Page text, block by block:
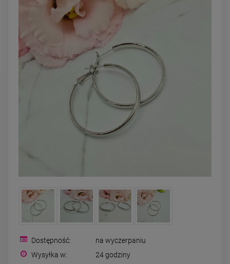
DO KOSZYKA
Bransoletka srebrna STAL
CHIRURGICZNA
modułowa ażurowa
cyrkonie
69,00 zł
Dostępność:
na wyczerpaniu
Wysyłka w:
24 godziny